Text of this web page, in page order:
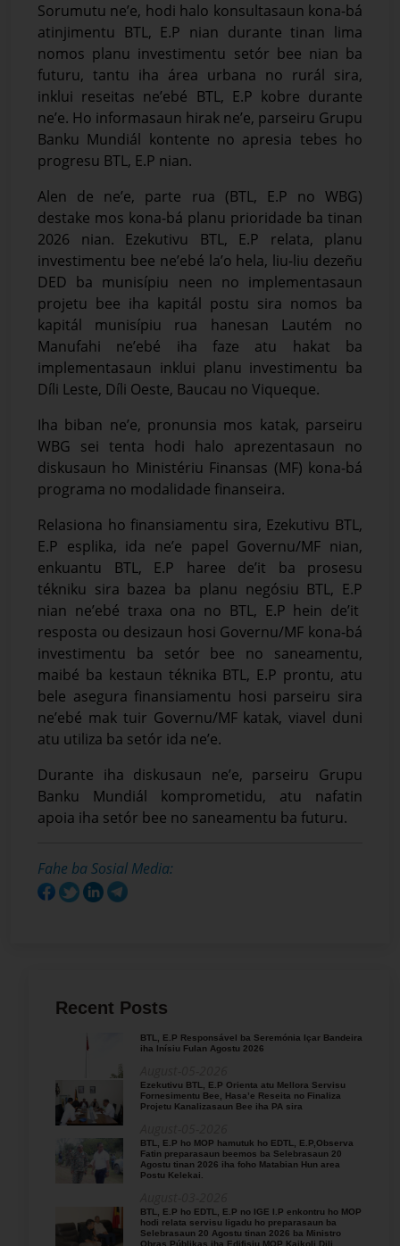
Sorumutu ne’e, hodi halo konsultasaun kona-bá
atinjimentu BTL, E.P nian durante tinan lima
nomos planu investimentu setór bee nian ba
futuru, tantu iha área urbana no rurál sira,
inklui reseitas ne’ebé BTL, E.P kobre durante
ne’e. Ho informasaun hirak ne’e, parseiru Grupu
Banku Mundiál kontente no apresia tebes ho
progresu BTL, E.P nian.
Alen de ne’e, parte rua (BTL, E.P no WBG)
destake mos kona-bá planu prioridade ba tinan
2026 nian. Ezekutivu BTL, E.P relata, planu
investimentu bee ne’ebé la’o hela, liu-liu dezeñu
DED ba munisípiu neen no implementasaun
projetu bee iha kapitál postu sira nomos ba
kapitál munisípiu rua hanesan Lautém no
Manufahi ne’ebé iha faze atu hakat ba
implementasaun inklui planu investimentu ba
Díli Leste, Díli Oeste, Baucau no Viqueque.
Iha biban ne’e, pronunsia mos katak, parseiru
WBG sei tenta hodi halo aprezentasaun no
diskusaun ho Ministériu Finansas (MF) kona-bá
programa no modalidade finanseira.
Relasiona ho finansiamentu sira, Ezekutivu BTL,
E.P esplika, ida ne’e papel Governu/MF nian,
enkuantu BTL, E.P haree de’it ba prosesu
tékniku sira bazea ba planu negósiu BTL, E.P
nian ne’ebé traxa ona no BTL, E.P hein de’it
resposta ou desizaun hosi Governu/MF kona-bá
investimentu ba setór bee no saneamentu,
maibé ba kestaun téknika BTL, E.P prontu, atu
bele asegura finansiamentu hosi parseiru sira
ne’ebé mak tuir Governu/MF katak, viavel duni
atu utiliza ba setór ida ne’e.
Durante iha diskusaun ne’e, parseiru Grupu
Banku Mundiál komprometidu, atu nafatin
apoia iha setór bee no saneamentu ba futuru.
Fahe ba Sosial Media:
Recent Posts
BTL, E.P Responsável ba Seremónia Içar Bandeira
iha Inísiu Fulan Agostu 2026
Ezekutivu BTL, E.P Orienta atu Mellora Servisu
Fornesimentu Bee, Hasa’e Reseita no Finaliza
Projetu Kanalizasaun Bee iha PA sira
BTL, E.P ho MOP hamutuk ho EDTL, E.P,Observa
Fatin preparasaun beemos ba Selebrasaun 20
Agostu tinan 2026 iha foho Matabian Hun area
Postu Kelekai.
BTL, E.P ho EDTL, E.P no IGE I.P enkontru ho MOP
hodi relata servisu ligadu ho preparasaun ba
Selebrasaun 20 Agostu tinan 2026 ba Ministro
Obras Públikas iha Edifisiu MOP Kaikoli Dili.